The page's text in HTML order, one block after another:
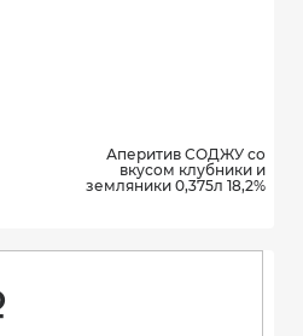
Аперитив СОДЖУ со
вкусом клубники и
земляники 0,375л 18,2%